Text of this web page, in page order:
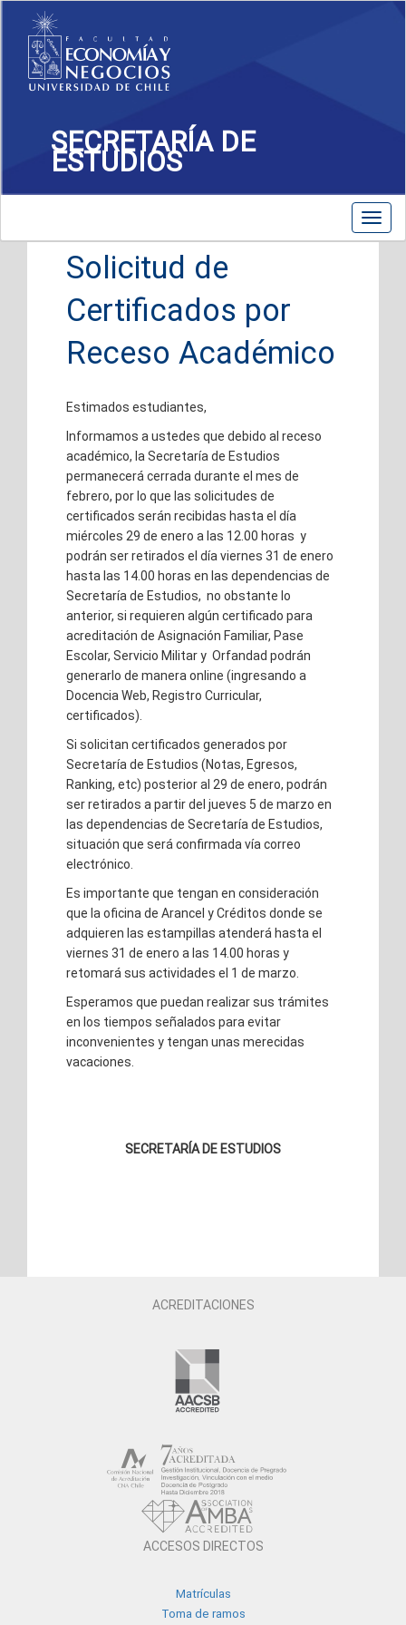
SECRETARÍA DE
ESTUDIOS
Solicitud de
Certificados por
Receso Académico
Estimados estudiantes,
Informamos a ustedes que debido al receso
académico, la Secretaría de Estudios
permanecerá cerrada durante el mes de
febrero, por lo que las solicitudes de
certificados serán recibidas hasta el día
miércoles 29 de enero a las 12.00 horas y
podrán ser retirados el día viernes 31 de enero
hasta las 14.00 horas en las dependencias de
Secretaría de Estudios, no obstante lo
anterior, si requieren algún certificado para
acreditación de Asignación Familiar, Pase
Escolar, Servicio Militar y Orfandad podrán
generarlo de manera online (ingresando a
Docencia Web, Registro Curricular,
certificados).
Si solicitan certificados generados por
Secretaría de Estudios (Notas, Egresos,
Ranking, etc) posterior al 29 de enero, podrán
ser retirados a partir del jueves 5 de marzo en
las dependencias de Secretaría de Estudios,
situación que será confirmada vía correo
electrónico.
Es importante que tengan en consideración
que la oficina de Arancel y Créditos donde se
adquieren las estampillas atenderá hasta el
viernes 31 de enero a las 14.00 horas y
retomará sus actividades el 1 de marzo.
Esperamos que puedan realizar sus trámites
en los tiempos señalados para evitar
inconvenientes y tengan unas merecidas
vacaciones.
SECRETARÍA DE ESTUDIOS
ACREDITACIONES
ACCESOS DIRECTOS
Matrículas
Toma de ramos